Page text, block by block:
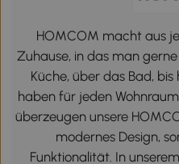
HOMCOM macht aus
Zuhause, in das man
Küche, über das Bad,
haben für jeden
überzeugen unsere
modernes Design,
Funktionalität. In